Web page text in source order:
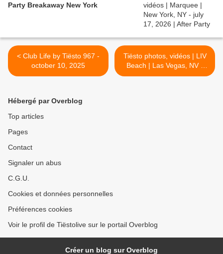
Party Breakaway New York
< Club Life by Tiësto 967 -
october 10, 2025
Tiësto photos, vidéos | LIV
Beach | Las Vegas, NV -
October 11, 2025 >
Hébergé par Overblog
Top articles
Pages
Contact
Signaler un abus
C.G.U.
Cookies et données personnelles
Préférences cookies
Voir le profil de Tiëstolive sur le portail Overblog
Créer un blog sur Overblog